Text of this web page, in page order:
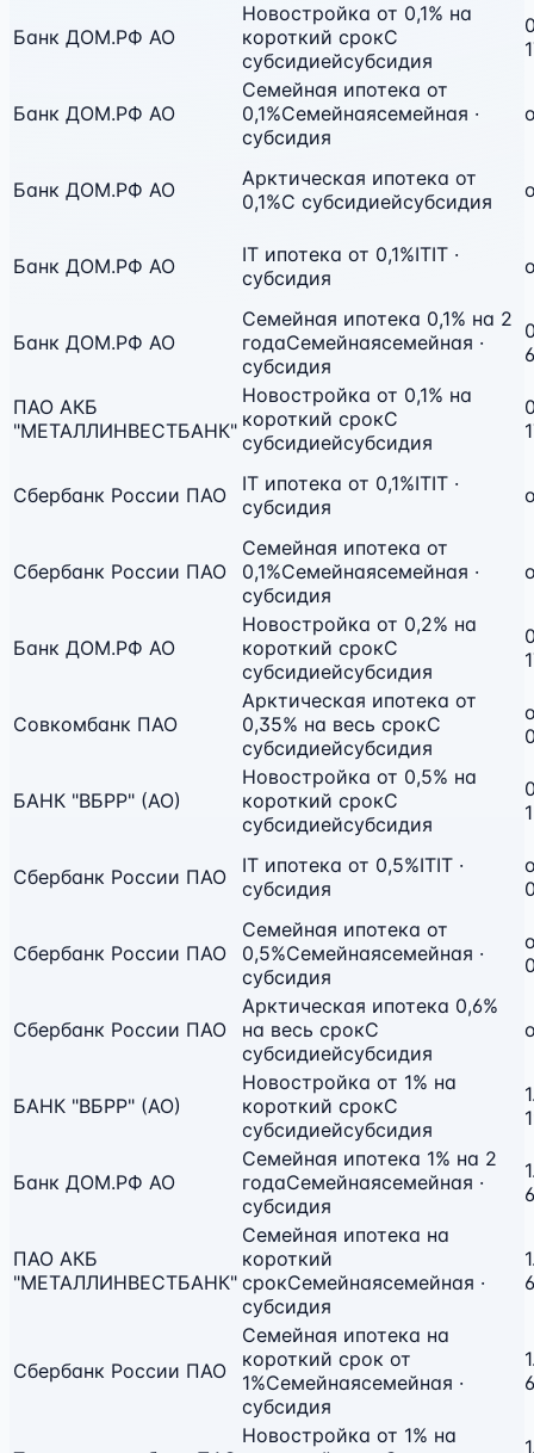
Банк ДОМ.РФ АО
Новостройка от 0,1% на
короткий срокС
субсидиейсубсидия
Банк ДОМ.РФ АО
Семейная ипотека от
0,1%Семейнаясемейная ·
субсидия
Банк ДОМ.РФ АО
Арктическая ипотека от
0,1%С субсидиейсубсидия
Банк ДОМ.РФ АО IT ипотека от 0,1%ITIT ·
субсидия
Банк ДОМ.РФ АО
Семейная ипотека 0,1% на 2
годаСемейнаясемейная ·
субсидия
ПАО АКБ
"МЕТАЛЛИНВЕСТБАНК"
Новостройка от 0,1% на
короткий срокС
субсидиейсубсидия
Сбербанк России ПАО IT ипотека от 0,1%ITIT ·
субсидия
Сбербанк России ПАО
Семейная ипотека от
0,1%Семейнаясемейная ·
субсидия
Банк ДОМ.РФ АО
Новостройка от 0,2% на
короткий срокС
субсидиейсубсидия
Совкомбанк ПАО
Арктическая ипотека от
0,35% на весь срокС
субсидиейсубсидия
БАНК "ВБРР" (АО)
Новостройка от 0,5% на
короткий срокС
субсидиейсубсидия
Сбербанк России ПАО IT ипотека от 0,5%ITIT ·
субсидия
Сбербанк России ПАО
Семейная ипотека от
0,5%Семейнаясемейная ·
субсидия
Сбербанк России ПАО
Арктическая ипотека 0,6%
на весь срокС
субсидиейсубсидия
БАНК "ВБРР" (АО)
Новостройка от 1% на
короткий срокС
субсидиейсубсидия
Банк ДОМ.РФ АО
Семейная ипотека 1% на 2
годаСемейнаясемейная ·
субсидия
ПАО АКБ
"МЕТАЛЛИНВЕСТБАНК"
Семейная ипотека на
короткий
срокСемейнаясемейная ·
субсидия
Сбербанк России ПАО
Семейная ипотека на
короткий срок от
1%Семейнаясемейная ·
субсидия
Новостройка от 1% на